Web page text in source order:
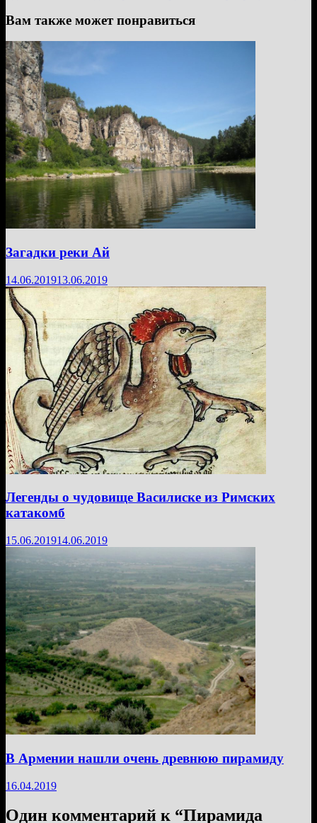
Вам также может понравиться
Загадки реки Ай
14.06.201913.06.2019
Легенды о чудовище Василиске из Римских
катакомб
15.06.201914.06.2019
В Армении нашли очень древнюю пирамиду
16.04.2019
Один комментарий к “Пирамида